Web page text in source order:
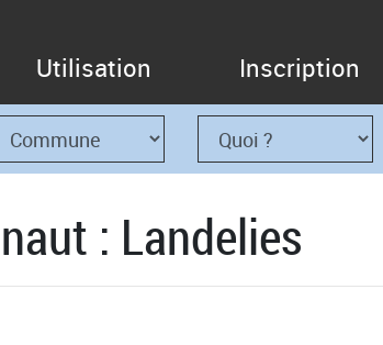
Utilisation Inscription
: Landelies